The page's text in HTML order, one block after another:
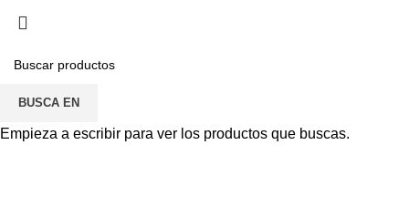
CON: CENTRO EDUCATIVO - 912 092 520 | GENERAL -
911 997 434 (CHAMADA PARA REDE MÓVEL
BUSCA EN
Empieza a escribir para ver los productos que buscas.